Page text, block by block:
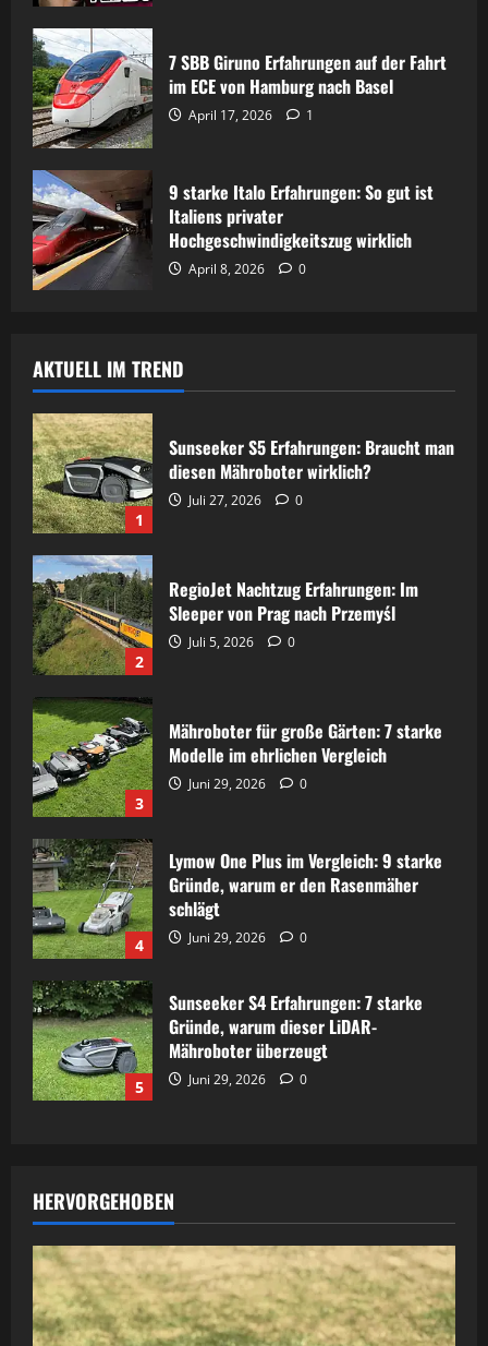
7 SBB Giruno Erfahrungen auf der Fahrt
im ECE von Hamburg nach Basel
April 17, 2026 1
9 starke Italo Erfahrungen: So gut ist
Italiens privater
Hochgeschwindigkeitszug wirklich
April 8, 2026 0
Mähroboter für große
Gärten: 7 starke Modelle
im ehrlichen Vergleich
Rene Juni 29, 2026
Mähroboter
Lymow One Plus im
Gründe, warum er den
Rasenmäher schlägt
Rene Juni 29, 2026 0
Mähroboter
Sunseeker S4
Erfahrungen: 7 starke
Gründe, warum dieser
LiDAR-Mähroboter
überzeugt
Rene Juni 29, 2026
AKTUELL IM TREND
1
Sunseeker S5 Erfahrungen: Braucht man
diesen Mähroboter wirklich?
Juli 27, 2026 0
2
RegioJet Nachtzug Erfahrungen: Im
Sleeper von Prag nach Przemyśl
Juli 5, 2026 0
3
Mähroboter für große Gärten: 7 starke
Modelle im ehrlichen Vergleich
Juni 29, 2026 0
4
Lymow One Plus im Vergleich: 9 starke
Gründe, warum er den Rasenmäher
schlägt
Juni 29, 2026 0
5
Sunseeker S4 Erfahrungen: 7 starke
Gründe, warum dieser LiDAR-
Mähroboter überzeugt
Juni 29, 2026 0
HERVORGEHOBEN